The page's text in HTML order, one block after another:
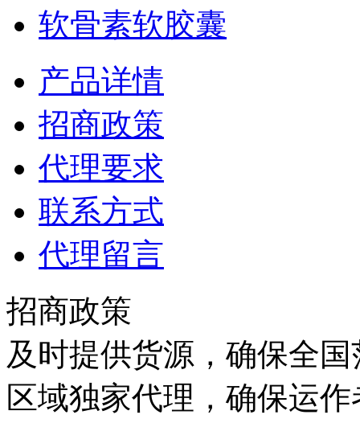
软骨素软胶囊
产品详情
招商政策
代理要求
联系方式
代理留言
招商政策
及时提供货源，确保全
区域独家代理，确保运